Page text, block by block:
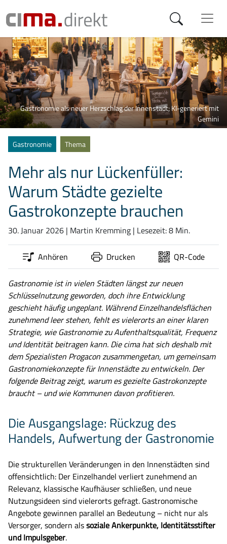
Gastronomie als neuer Herzschlag der Innenstadt; KI-generiert mit
Gemini
Kategorien
Gastronomie Thema
Mehr als nur Lückenfüller:
Warum Städte gezielte
Gastrokonzepte brauchen
30. Januar 2026 | Martin Kremming | Lesezeit: 8 Min.
Anhören Drucken QR-Code
Gastronomie ist in vielen Städten längst zur neuen
Schlüsselnutzung geworden, doch ihre Entwicklung
geschieht häufig ungeplant. Während Einzelhandelsflächen
zunehmend leer stehen, fehlt es vielerorts an einer klaren
Strategie, wie Gastronomie zu Aufenthaltsqualität, Frequenz
und Identität beitragen kann. Die cima hat sich deshalb mit
dem Spezialisten Progacon zusammengetan, um gemeinsam
Gastronomiekonzepte für Innenstädte zu entwickeln. Der
folgende Beitrag zeigt, warum es gezielte Gastrokonzepte
braucht – und wie Kommunen davon profitieren.
Die Ausgangslage: Rückzug des
Handels, Aufwertung der Gastronomie
Die strukturellen Veränderungen in den Innenstädten sind
offensichtlich: Der Einzelhandel verliert zunehmend an
Relevanz, klassische Kaufhäuser schließen, und neue
Nutzungsideen sind vielerorts gefragt. Gastronomische
Angebote gewinnen parallel an Bedeutung – nicht nur als
Versorger, sondern alssoziale Ankerpunkte, Identitätsstifter
und Impulsgeber.